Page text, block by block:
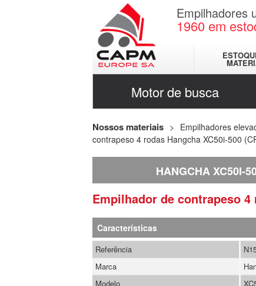
Empilhadores
1960 em
Motor de busca
Nossos materiais Empilhadores
contrapeso 4 rodas Hangcha XC50i-500
HANGCHA XC50I-
Empilhador de contrapeso 4
Características
Referência
Marca
Modelo